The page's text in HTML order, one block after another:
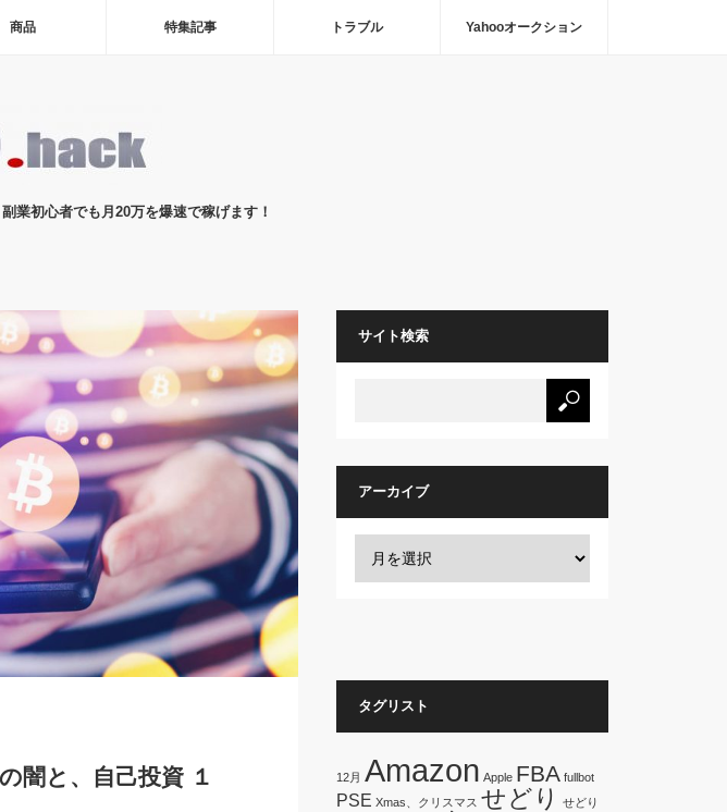
商品 特集記事 トラブル Yahooオークション
業初心者でも月20万を爆速で稼げます！
闇と、自己投資 １
サイト検索
アーカイブ
タグリスト
12月 Amazon Apple FBA fullbot
PSE Xmas、クリスマス せどり せどり